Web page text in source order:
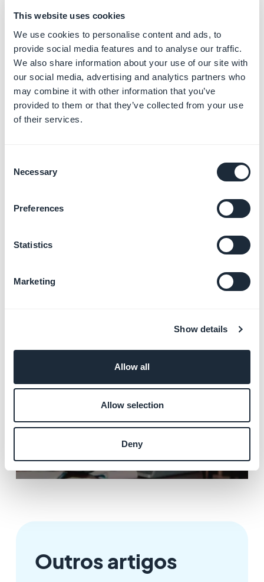
This website uses cookies
We use cookies to personalise content and ads, to
provide social media features and to analyse our traffic.
We also share information about your use of our site with
our social media, advertising and analytics partners who
may combine it with other information that you’ve
provided to them or that they’ve collected from your use
of their services.
Selection
Necessary
Preferences
Statistics
Marketing
Show details
Allow all
Allow selection
Deny
No modo ao vivo, todos os pagamentos feitos na sua
loja são pagamentos reais. A sua conta bancária será
sucesso no seu app.
Mude o seu app para o modo ao vivo antes de lançar
Outros artigos